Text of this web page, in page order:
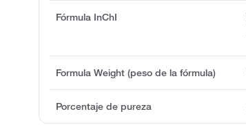
Fórmula InChI
Formula Weight (peso de la fórmula)
Porcentaje de pureza